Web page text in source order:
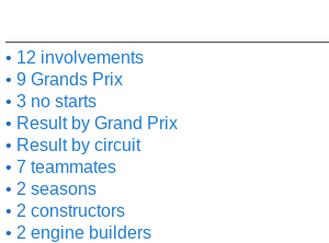
12 involvements
9 Grands Prix
3 no starts
Result by Grand Prix
Result by circuit
7 teammates
2 seasons
2 constructors
2 engine builders